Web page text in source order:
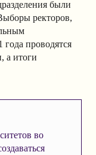
были
ректоров,
проводятся
а итоги
во